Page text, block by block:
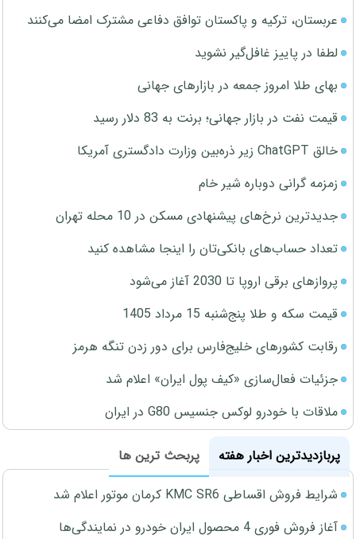
عربستان، ترکیه و پاکستان توافق دفاعی مشترک امضا می‌کنند
لطفا در پاییز غافل‌گیر نشوید
بهای طلا امروز جمعه در بازارهای جهانی
قیمت نفت در بازار جهانی؛ برنت به 83 دلار رسید
خالق ChatGPT زیر ذره‌بین وزارت دادگستری آمریکا
زمزمه گرانی دوباره شیر خام
جدیدترین نرخ‌های پیشنهادی مسکن در 10 محله تهران
تعداد حساب‌های بانکی‌تان را اینجا مشاهده کنید
پروازهای برقی اروپا تا 2030 آغاز می‌شود
قیمت سکه و طلا پنج‌شنبه 15 مرداد 1405
رقابت کشورهای خلیج‌فارس برای دور زدن تنگه هرمز
جزئیات فعال‌سازی «کیف پول ایران» اعلام شد
ملاقات با خودرو لوکس جنسیس G80 در ایران
پربازدیدترین اخبار هفته
پربحث ترین ها
شرایط فروش اقساطی KMC SR6 کرمان موتور اعلام شد
آغاز فروش فوری 4 محصول ایران خودرو در نمایندگی‌ها